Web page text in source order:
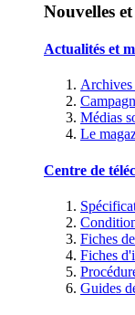
Nouvelles
Actualités et
Archives
Médias
Le
Centre de
Fiches
Fiches
Guides